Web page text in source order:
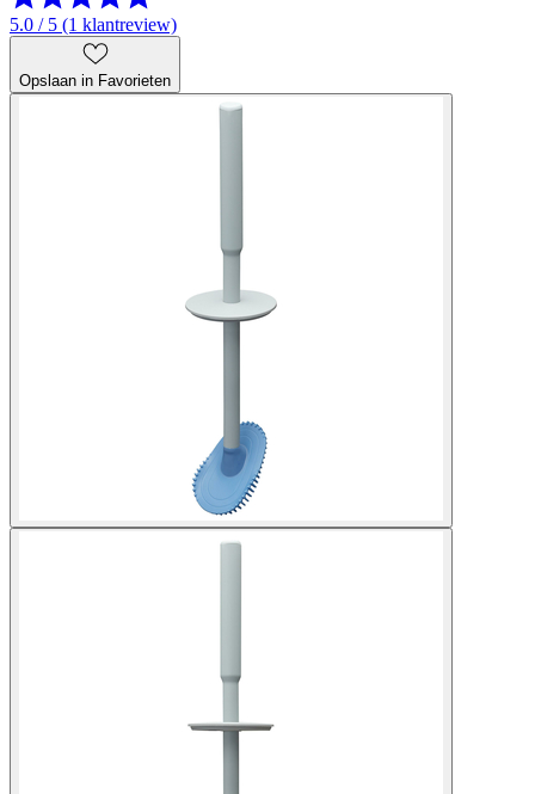
5.0 / 5 (1 klantreview)
Opslaan in Favorieten